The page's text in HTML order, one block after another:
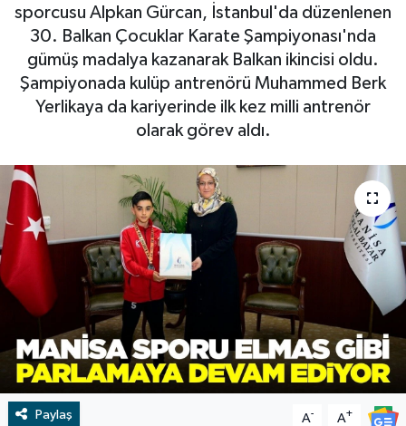
sporcusu Alpkan Gürcan, İstanbul'da düzenlenen
30. Balkan Çocuklar Karate Şampiyonası'nda
gümüş madalya kazanarak Balkan ikincisi oldu.
Şampiyonada kulüp antrenörü Muhammed Berk
Yerlikaya da kariyerinde ilk kez milli antrenör
olarak görev aldı.
Paylaş A- A+
RESMİ İLAN
BİLİM VE TEKNOLOJİ
RESMİ İLAN
Yaşam
Dünya
İletişim
Künye
SPOR
Vefat